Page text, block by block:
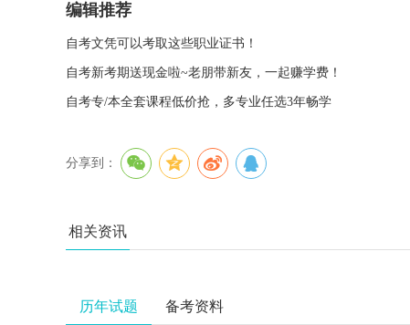
编辑推荐
自考文凭可以考取这些职业证书！
自考新考期送现金啦~老朋带新友，一起赚学费！
自考专/本全套课程低价抢，多专业任选3年畅学
分享到：
相关资讯
历年试题 备考资料